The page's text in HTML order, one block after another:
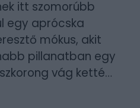
itt szomorúbb
egy aprócska
mókus, akit
pillanatban egy
vág ketté…